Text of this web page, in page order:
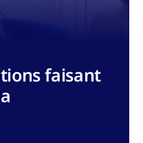
faisant